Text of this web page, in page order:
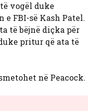
vogël duke
FBI-së Kash Patel.
të bëjnë diçka për
pritur që ata të
në Peacock.